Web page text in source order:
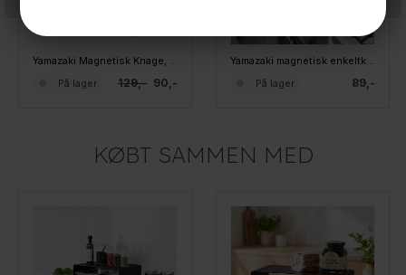
Yamazaki Magnetisk Knage, Hvid
129,- 90,-
På lager
Yamazaki magnetisk enkeltknage, hvid
89,-
På lager
KØBT SAMMEN MED